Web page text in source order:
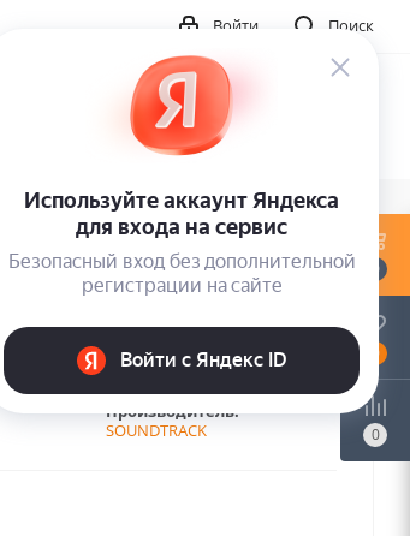
Поиск
Войти
Производитель:
SOUNDTRACK
0
0
0